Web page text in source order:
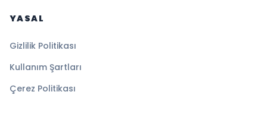
YASAL
Gizlilik Politikası
Kullanım Şartları
Çerez Politikası